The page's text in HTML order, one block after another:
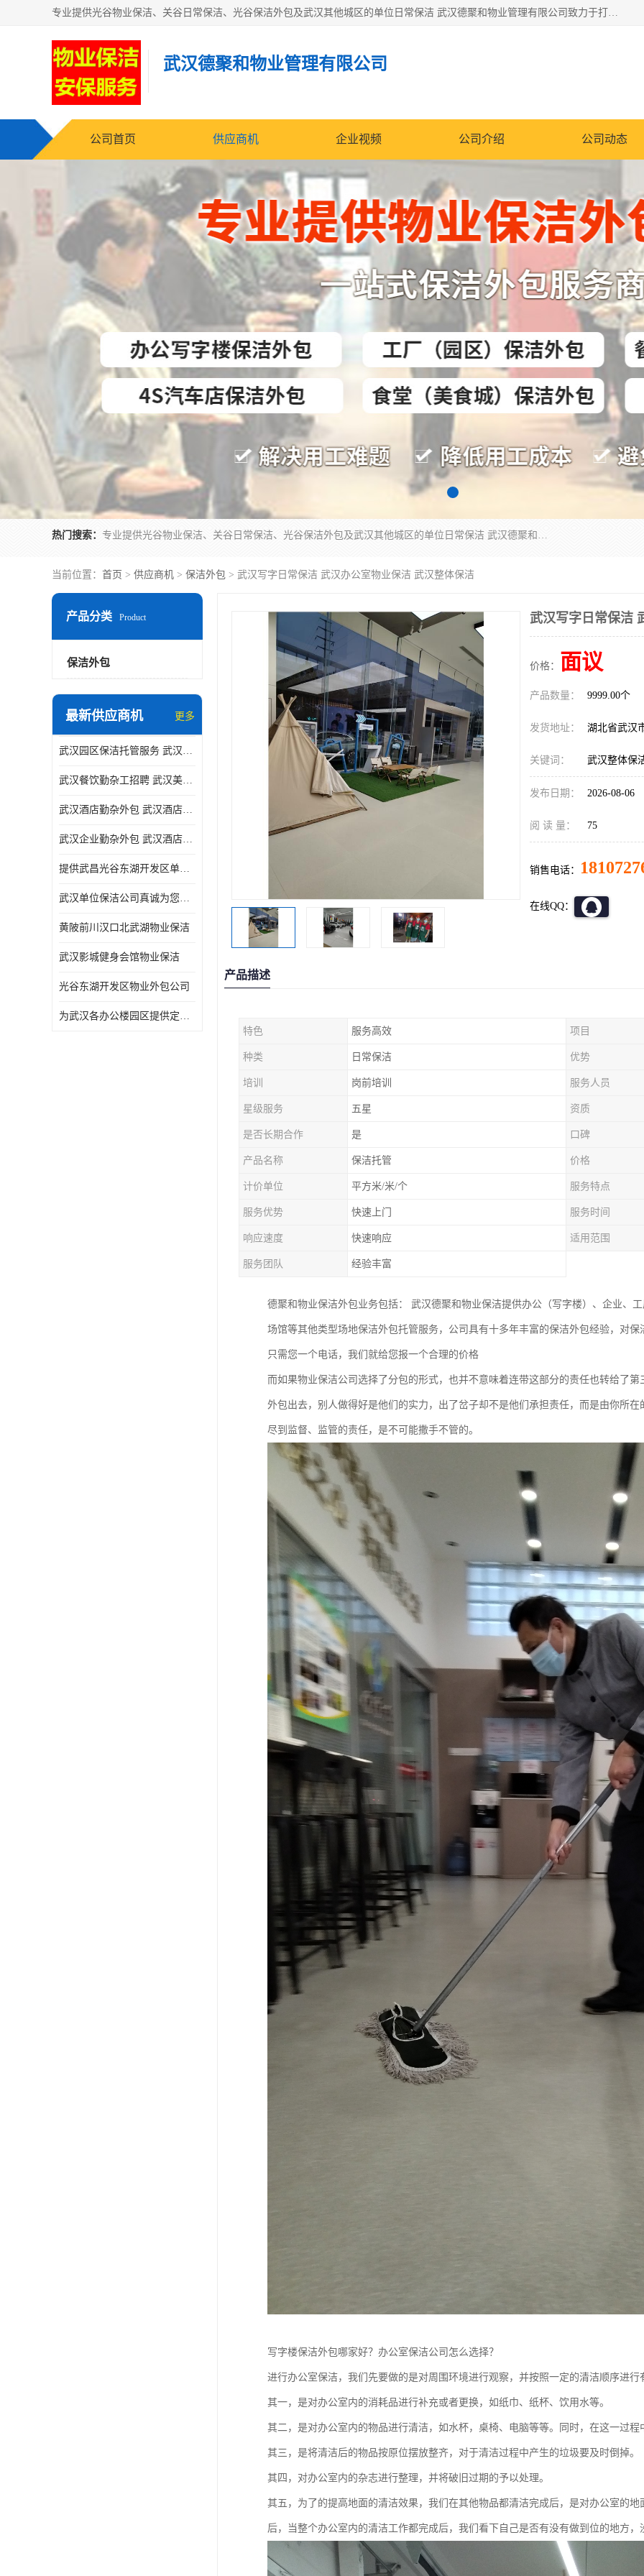
专业提供光谷物业保洁、关谷日常保洁、光谷保洁外包及武汉其他城区的单位日常保洁 武汉德聚和物业管理有限公司致力于打造中国专业物业保洁服务、日常保洁及其他保洁清洗外包服务。自公司成立以来提倡以先进的物业管理理念和模式经营，谋篇布局，以“至诚服务、精益求精、规范管理、锐意拓新”为质量方针，强化内部管理，为业主提供专业化、标准化和精细化的全方位物业服务，管理服务水平得到了广大业主和业内人士的一致好评。
武汉德聚和物业管理有限公司
公司首页 供应商机 企业视频 公司介绍 公司动态
热门搜索： 专业提供光谷物业保洁、关谷日常保洁、光谷保洁外包及武汉其他城区的单位日常保洁 武汉德聚和物业管理有限公司致力于打造中国专业物业保洁服务、日常保洁及其他保洁清洗外包服务。自公司成立以来提倡以先进的物业管理理念和模式经营，谋篇布局，以“至诚服务、精益求精、规范管理、锐意拓新”为质量方针，强化内部管理，为业主提供专业化、标准化和精细化的全方位物业服务，管理服务水平得到了广大业主和业内人士的一致好评。
当前位置： 首页 > 供应商机 > 保洁外包 > 武汉写字日常保洁 武汉办公室物业保洁 武汉整体保洁
产品分类 Product
保洁外包
最新供应商机 更多
武汉园区保洁托管服务 武汉运动场馆勤杂外包 武汉餐饮勤杂服务托管
武汉餐饮勤杂工招聘 武汉美食堂定点保洁 武汉酒店勤杂外包
武汉酒店勤杂外包 武汉酒店勤杂服务托管
武汉企业勤杂外包 武汉酒店勤杂服务外包
提供武昌光谷东湖开发区单位保洁
武汉单位保洁公司真诚为您服务
黄陂前川汉口北武湖物业保洁
武汉影城健身会馆物业保洁
光谷东湖开发区物业外包公司
为武汉各办公楼园区提供定点保洁服务
武汉写字日常保洁
价格： 面议
产品数量： 9999.00个
发货地址： 湖北省武汉
关键词： 武汉整体保
发布日期： 2026-08-06
阅 读 量： 75
销售电话：
在线QQ：
产品描述
特色 服务高效 项目
种类 日常保洁 优势
培训 岗前培训 服务人员
星级服务 五星 资质
是否长期合作 是 口碑
产品名称 保洁托管 价格
计价单位 平方米/米/个 服务特点
服务优势 快速上门 服务时间
响应速度 快速响应 适用范围
服务团队 经验丰富
德聚和物业保洁外包业务包括： 武汉德聚和物业保洁提供办公（写字楼）、企业、
场馆等其他类型场地保洁外包托管服务，公司具有十多年丰富的保洁外包经验，对
只需您一个电话，我们就给您报一个合理的价格
而如果物业保洁公司选择了分包的形式，也并不意味着连带这部分的责任也转给了
外包出去，别人做得好是他们的实力，出了岔子却不是他们承担责任，而是由你所
尽到监督、监管的责任，是不可能撒手不管的。
写字楼保洁外包哪家好？办公室保洁公司怎么选择？
进行办公室保洁，我们先要做的是对周围环境进行观察，并按照一定的清洁顺序进行
其一，是对办公室内的消耗品进行补充或者更换，如纸巾、纸杯、饮用水等。
其二，是对办公室内的物品进行清洁，如水杯，桌椅、电脑等等。同时，在这一过程
其三，是将清洁后的物品按原位摆放整齐，对于清洁过程中产生的垃圾要及时倒掉。
其四，对办公室内的杂志进行整理，并将破旧过期的予以处理。
其五，为了的提高地面的清洁效果，我们在其他物品都清洁完成后，是对办公室的地
后，当整个办公室内的清洁工作都完成后，我们看下自己是否有没有做到位的地方，